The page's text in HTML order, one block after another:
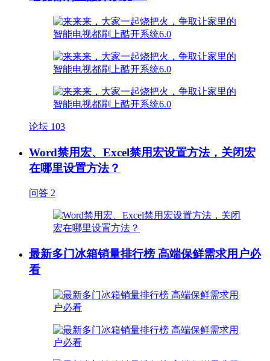
论坛 103
Word禁用宏、Excel禁用宏设置方法，关闭宏
在哪里设置方法？
问答 2
最新多门冰箱销量排行榜 高端保鲜需求用户必
看